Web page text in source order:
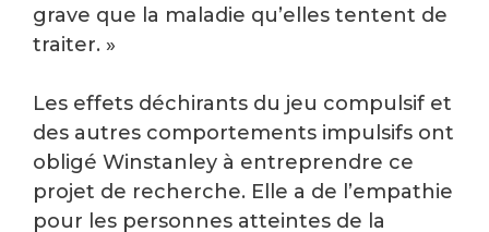
grave que la maladie qu’elles tentent de
traiter. »
Les effets déchirants du jeu compulsif et
des autres comportements impulsifs ont
obligé Winstanley à entreprendre ce
projet de recherche. Elle a de l’empathie
pour les personnes atteintes de la